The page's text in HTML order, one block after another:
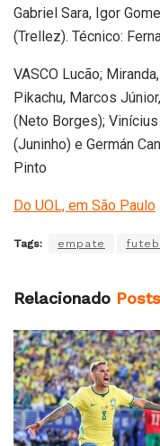
Gabriel Sara, Igor
(Trellez). Técnico:
VASCO Lucão;
Pikachu, Marcos
(Neto Borges);
(Juninho) e Germán
Pinto
Do UOL, em São Paulo
Tags: empate
Relacionado Posts